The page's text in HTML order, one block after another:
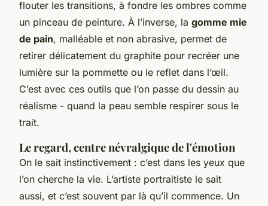
flouter les transitions, à fondre les ombres comme
un pinceau de peinture. À l’inverse, la gomme mie
de pain, malléable et non abrasive, permet de
retirer délicatement du graphite pour recréer une
lumière sur la pommette ou le reflet dans l’œil.
C’est avec ces outils que l’on passe du dessin au
réalisme - quand la peau semble respirer sous le
trait.
Le regard, centre névralgique de l'émotion
On le sait instinctivement : c’est dans les yeux que
l’on cherche la vie. L’artiste portraitiste le sait
aussi, et c’est souvent par là qu’il commence. Un